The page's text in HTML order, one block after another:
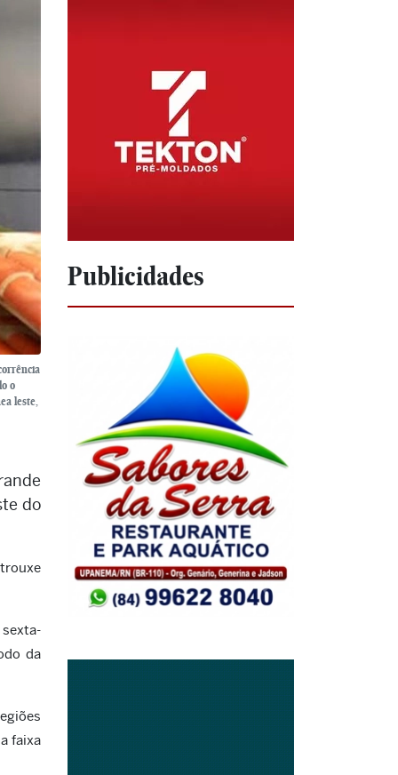
o
leste,
do
da
faixa
Publicidades